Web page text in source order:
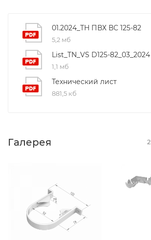
01.2024_ТН ПВХ ВС 125-82
5,2 мб
List_TN_VS D125-82_03_2024
1,1 мб
Технический лист
881,5 кб
Галерея 2